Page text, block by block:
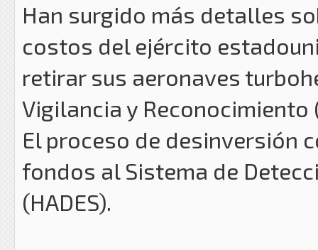
Han surgido más detalles
costos del ejército
retirar sus aeronaves
Vigilancia y
El proceso de desinversión
fondos al Sistema de
(HADES).